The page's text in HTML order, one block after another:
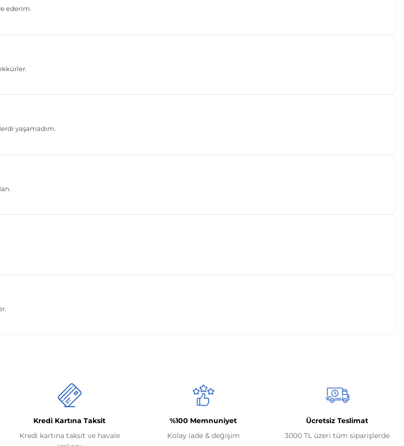
Kredi Kartına Taksit
Kredi kartına taksit ve havale
%100 Memnuniyet
Kolay iade & değişim
Ücretsiz Teslimat
3000 TL üzeri tüm siparişlerde